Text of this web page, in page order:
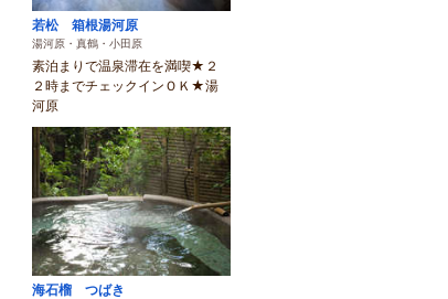
若松 箱根湯河原
湯河原・真鶴・小田原
素泊まりで温泉滞在を満喫★２
２時までチェックインＯＫ★湯
河原
海石榴 つばき